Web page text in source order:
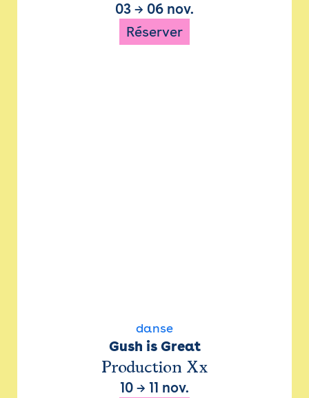
03 → 06 nov.
Réserver
danse
Gush is Great
Production Xx
10 → 11 nov.